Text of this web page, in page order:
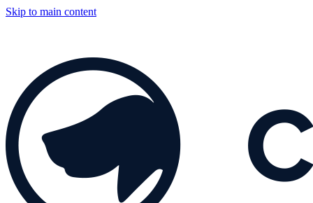
Skip to main content